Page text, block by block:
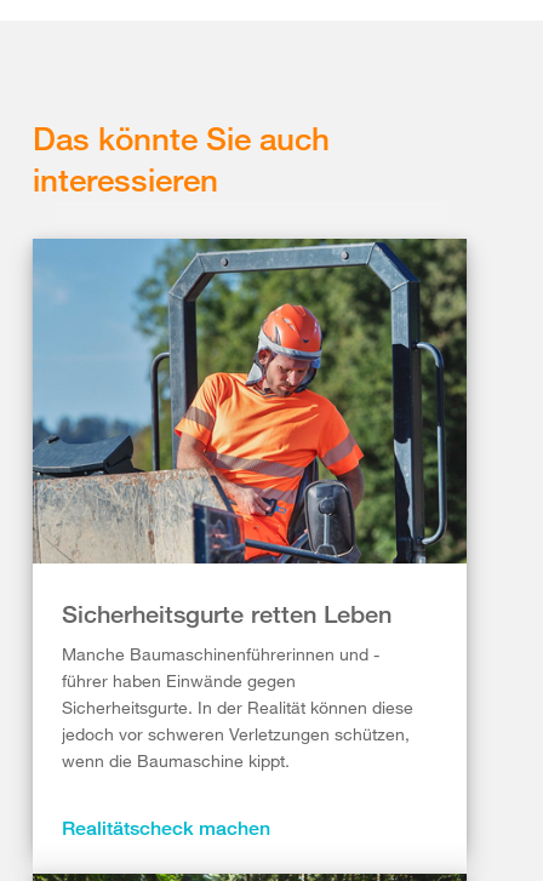
Das könnte Sie auch
interessieren
Sicherheitsgurte retten Leben
Manche Baumaschinenführerinnen und -
führer haben Einwände gegen
Sicherheitsgurte. In der Realität können diese
jedoch vor schweren Verletzungen schützen,
wenn die Baumaschine kippt.
Realitätscheck machen